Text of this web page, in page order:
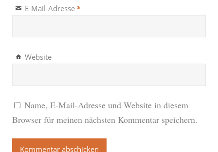
E-Mail-Adresse *
Website
Name, E-Mail-Adresse und Website in diesem
Browser für meinen nächsten Kommentar speichern.